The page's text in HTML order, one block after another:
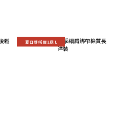
夏日穿搭買1送1